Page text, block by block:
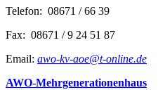
Telefon: 08671 / 66 39
Fax: 08671 / 9 24 51 87
Email: awo-kv-aoe@t-online.de
AWO-Mehrgenerationenhaus